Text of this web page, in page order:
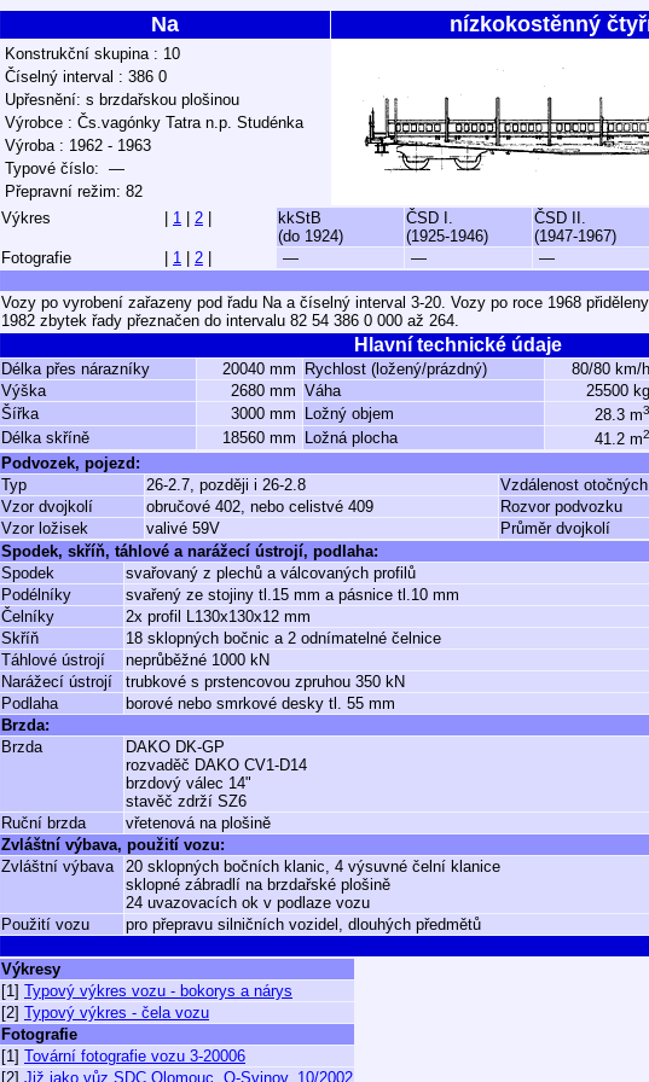
Na nízkokostěnný
Konstrukční skupina : 10
Číselný interval : 386 0
Upřesnění: s brzdařskou plošinou
Výrobce : Čs.vagónky Tatra n.p. Studénka
Výroba : 1962 - 1963
Typové číslo: —
Přepravní režim: 82
Výkres
1 2
kkStB
(do 1924)
ČSD I.
(1925-1946)
ČSD II.
(1947-1967)
Fotografie
1 2 — — —
Vozy po vyrobení zařazeny pod řadu Na a číselný interval 3-20. Vozy po roce 1968
1982 zbytek řady přeznačen do intervalu 82 54 386 0 000 až 264.
Hlavní technické údaje
Délka přes nárazníky 20040 mm Rychlost (ložený/prázdný) 80/80 km/h
Výška
2680 mm Váha 25500 kg
Šířka
3000 mm Ložný objem 28.3 m3
Délka skříně
18560 mm Ložná plocha 41.2 m2
Podvozek, pojezd:
Typ
26-2.7, později i 26-2.8 Vzdálenost
Vzor dvojkolí
obručové 402, nebo celistvé 409 Rozvor podvozku
Vzor ložisek
valivé 59V Průměr dvojkolí
Spodek, skříň, táhlové a narážecí ústrojí, podlaha:
Spodek
svařovaný z plechů a válcovaných profilů
Podélníky
svařený ze stojiny tl.15 mm a pásnice tl.10 mm
Čelníky
2x profil L130x130x12 mm
Skříň
18 sklopných bočnic a 2 odnímatelné čelnice
Táhlové ústrojí
neprůběžné 1000 kN
Narážecí ústrojí
trubkové s prstencovou zpruhou 350 kN
Podlaha
borové nebo smrkové desky tl. 55 mm
Brzda:
Brzda
DAKO DK-GP
rozvaděč DAKO CV1-D14
brzdový válec 14"
stavěč zdrží SZ6
Ruční brzda
vřetenová na plošině
Zvláštní výbava, použití vozu:
Zvláštní výbava
20 sklopných bočních klanic, 4 výsuvné čelní klanice
sklopné zábradlí na brzdařské plošině
24 uvazovacích ok v podlaze vozu
Použití vozu
pro přepravu silničních vozidel, dlouhých předmětů
Výkresy
[1] Typový výkres vozu - bokorys a nárys
[2] Typový výkres - čela vozu
Fotografie
[1] Tovární fotografie vozu 3-20006
[2] Již jako vůz SDC Olomouc, O-Svinov, 10/2002